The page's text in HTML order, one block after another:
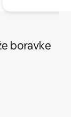
boravke